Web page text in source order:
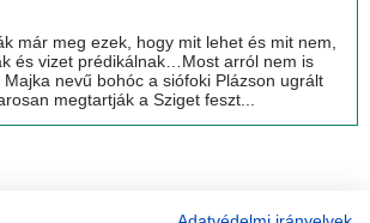
már meg ezek, hogy mit lehet és mit nem,
és vizet prédikálnak…Most arról nem is
nevű bohóc a siófoki Plázson ugrált
megtartják a Sziget feszt...